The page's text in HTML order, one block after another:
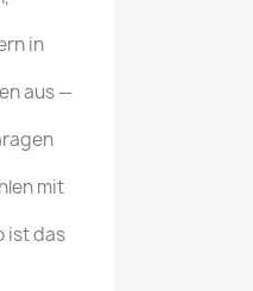
in
aus —
mit
ist das